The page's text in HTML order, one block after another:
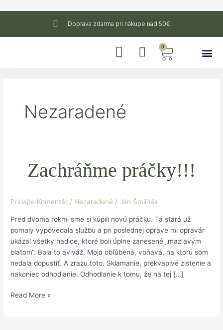
Doprava zdarma pri nákupe nad 50€
0 Cart
Nezaradené
Zachráňme práčky!!!
Pridajte Komentár / Nezaradené /Ján Šmilňák
Pred dvoma rokmi sme si kúpili novú práčku. Tá stará už
pomaly vypovedala službu a pri poslednej oprave mi opravár
ukázal všetky hadice, ktoré boli úplne zanesené „mazľavým
blatom“. Bola to aviváž. Moja obľúbená, voňavá, na ktorú som
nedala dopustiť. A zrazu toto. Sklamanie, prekvapivé zistenie a
nakoniec odhodlanie. Odhodlanie k tomu, že na tej […]
Zachráňme
práčky!!!
Read More »